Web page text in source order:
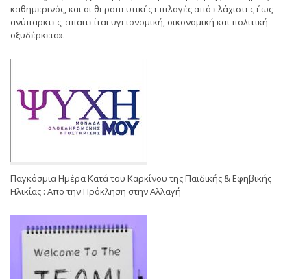
καθημερινός, και οι θεραπευτικές επιλογές από ελάχιστες έως
ανύπαρκτες, απαιτείται υγειονομική, οικονομική και πολιτική
οξυδέρκεια».
Παγκόσμια Ημέρα Κατά του Καρκίνου της Παιδικής & Εφηβικής
Ηλικίας : Απο την Πρόκληση στην Αλλαγή